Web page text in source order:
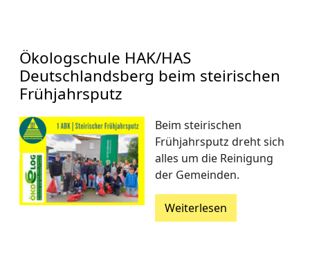
Ökologschule HAK/HAS
Deutschlandsberg beim steirischen
Frühjahrsputz
Beim steirischen
Frühjahrsputz dreht sich
alles um die Reinigung
der Gemeinden.
Weiterlesen